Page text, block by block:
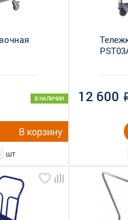
В НАЛИЧИИ
В корзину
шт
12 600